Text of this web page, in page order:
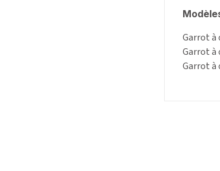
Garrot à
Garrot à
Garrot à